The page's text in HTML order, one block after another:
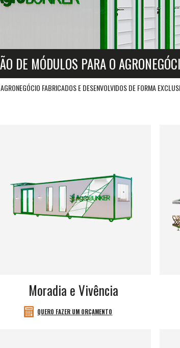
DE MÓDULOS PARA O
FABRICADOS E DESENVOLVIDOS DE FORMA
Moradia e Vivência
QUERO FAZER UM ORÇAMENTO